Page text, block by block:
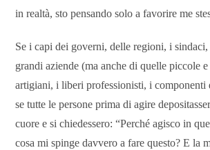
in realtà, sto pensando solo a favorire me
Se i capi dei governi, delle regioni, i
grandi aziende (ma anche di quelle piccole
artigiani, i liberi professionisti, i
se tutte le persone prima di agire
cuore e si chiedessero: “Perché agisco in
cosa mi spinge davvero a fare questo? E la